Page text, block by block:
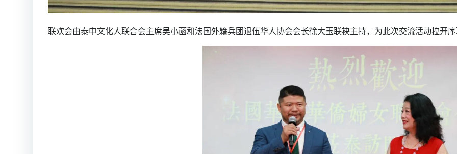
联欢会由泰中文化人联合会主席吴小菡和法国外籍兵团退伍华人协会会长徐大玉联袂主持，为此次交流活动拉开